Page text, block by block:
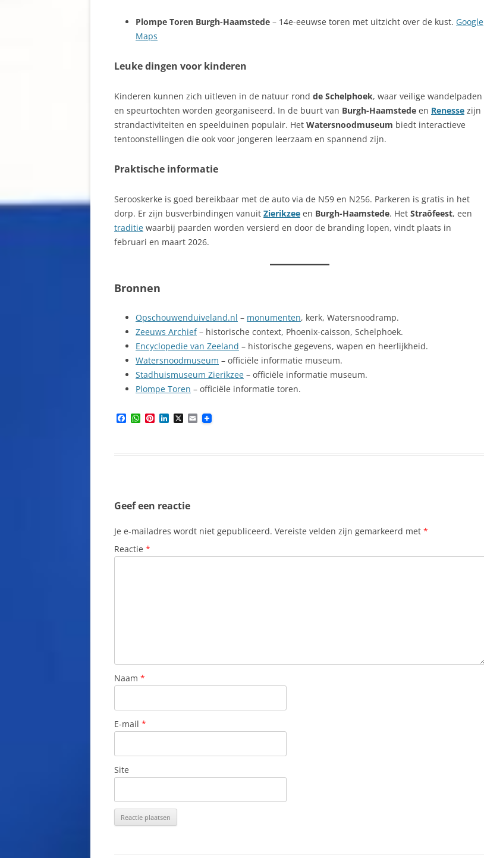
Plompe Toren Burgh-Haamstede – 14e-eeuwse toren met uitzicht over de kust. Google
Maps
Leuke dingen voor kinderen
Kinderen kunnen zich uitleven in de natuur rond de Schelphoek, waar veilige wandelpaden
en speurtochten worden georganiseerd. In de buurt van Burgh-Haamstede en Renesse zijn
strandactiviteiten en speelduinen populair. Het Watersnoodmuseum biedt interactieve
tentoonstellingen die ook voor jongeren leerzaam en spannend zijn.
Praktische informatie
Serooskerke is goed bereikbaar met de auto via de N59 en N256. Parkeren is gratis in het
dorp. Er zijn busverbindingen vanuit Zierikzee en Burgh-Haamstede. Het Straôfeest, een
traditie waarbij paarden worden versierd en door de branding lopen, vindt plaats in
februari en maart 2026.
Bronnen
Opschouwenduiveland.nl – monumenten, kerk, Watersnoodramp.
Zeeuws Archief– historische context, Phoenix-caisson, Schelphoek.
Encyclopedie van Zeeland – historische gegevens, wapen en heerlijkheid.
Watersnoodmuseum – officiële informatie museum.
Stadhuismuseum Zierikzee – officiële informatie museum.
Plompe Toren – officiële informatie toren.
a
W
h
P X E
m
Geef een reactie
Je e-mailadres wordt niet gepubliceerd. Vereiste velden zijn gemarkeerd met *
Reactie *
Naam *
E-mail *
Site